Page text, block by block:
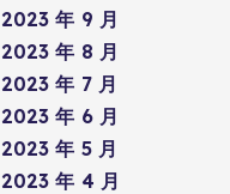
2023 年 9 月
2023 年 8 月
2023 年 7 月
2023 年 6 月
2023 年 5 月
2023 年 4 月